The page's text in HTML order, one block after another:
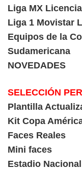
Liga MX
Liga 1 Movistar
Equipos de la
Sudamericana
NOVEDADES
SELECCIÓN
Plantilla
Kit Copa
Faces Reales
Mini faces
Estadio